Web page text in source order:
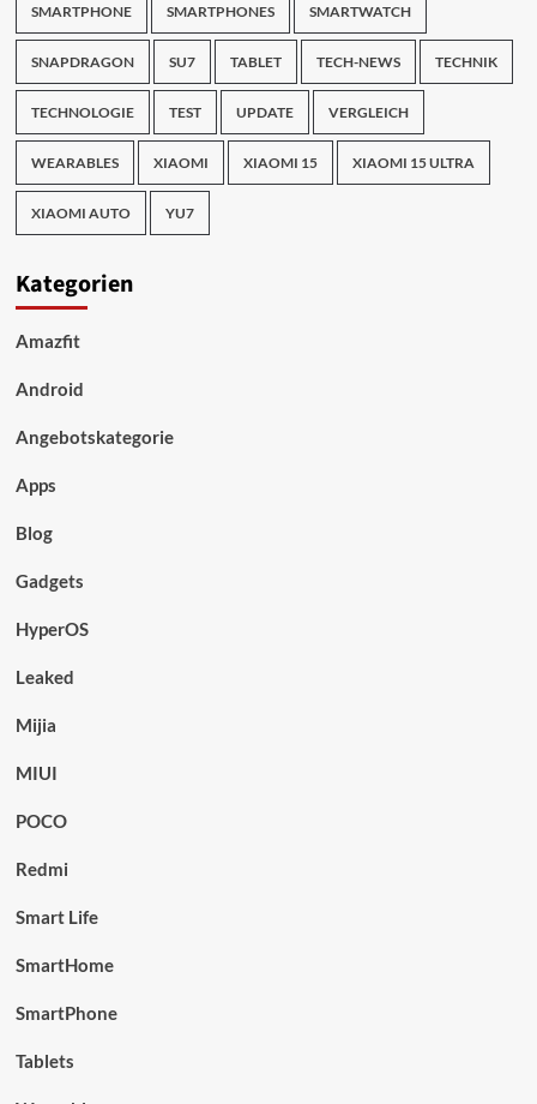
SMARTPHONE SMARTPHONES SMARTWATCH
SNAPDRAGON SU7 TABLET TECH-NEWS TECHNIK
TECHNOLOGIE TEST UPDATE VERGLEICH
WEARABLES XIAOMI XIAOMI 15 XIAOMI 15 ULTRA
XIAOMI AUTO YU7
Kategorien
Amazfit
Android
Angebotskategorie
Apps
Blog
Gadgets
HyperOS
Leaked
Mijia
MIUI
POCO
Redmi
Smart Life
SmartHome
SmartPhone
Tablets